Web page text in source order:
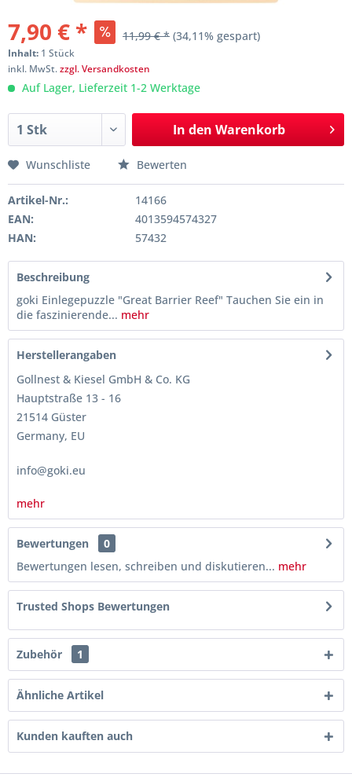
7,90 € * 11,99 € * (34,11% gespart)
Inhalt: 1 Stück
inkl. MwSt.zzgl. Versandkosten
Auf Lager, Lieferzeit 1-2 Werktage
In den Warenkorb
Wunschliste Bewerten
Artikel-Nr.:
14166
EAN:
4013594574327
HAN:
57432
Beschreibung
goki Einlegepuzzle "Great Barrier Reef" Tauchen Sie ein in
die faszinierende... mehr
Herstellerangaben
Gollnest & Kiesel GmbH & Co. KG
Hauptstraße 13 - 16
21514 Güster
Germany, EU
info@goki.eu
mehr
Bewertungen
0
Bewertungen lesen, schreiben und diskutieren... mehr
Trusted Shops Bewertungen
Zubehör 1
Ähnliche Artikel
Kunden kauften auch